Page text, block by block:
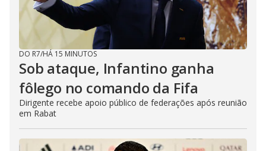
DO R7/HÁ 15 MINUTOS
Sob ataque, Infantino ganha
fôlego no comando da Fifa
Dirigente recebe apoio público de federações após reunião
em Rabat